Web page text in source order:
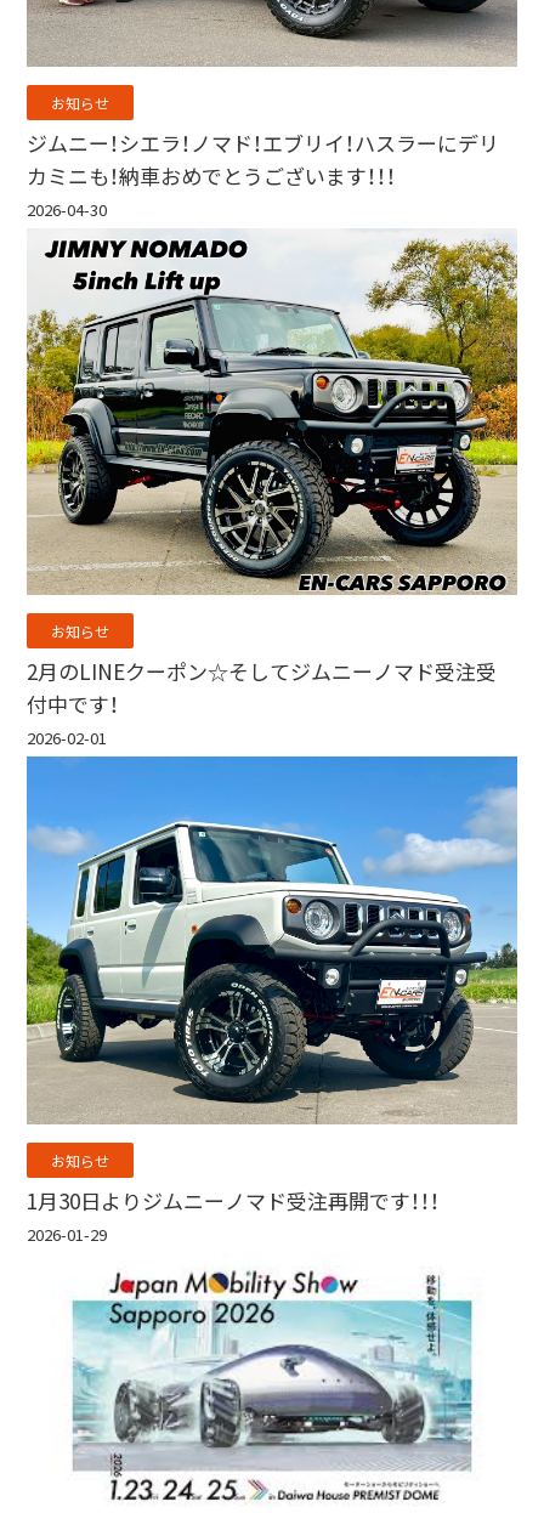
お知らせ
ジムニー！シエラ！ノマド！エブリイ！ハスラーにデリ
カミニも！納車おめでとうございます！！！
2026-04-30
お知らせ
2月のLINEクーポン☆そしてジムニーノマド受注受
付中です！
2026-02-01
お知らせ
1月30日よりジムニーノマド受注再開です！！！
2026-01-29